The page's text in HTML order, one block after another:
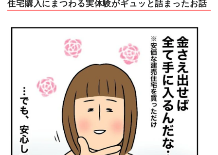
住宅購入にまつわる実体験がギュッと詰まったお話